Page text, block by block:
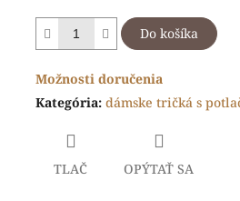
Do košíka
Možnosti doručenia
Kategória: dámske tričká s
TLAČ OPÝTAŤ SA